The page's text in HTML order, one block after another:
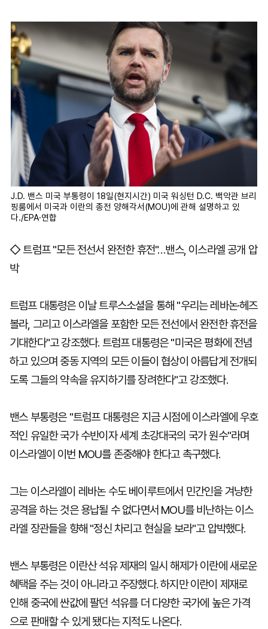
J.D. 밴스 미국 부통령이 18일(현지시간) 미국 워싱턴 D.C. 백악관 브리
핑룸에서 미국과 이란의 종전 양해각서(MOU)에 관해 설명하고 있
다./EPA·연합
◇ 트럼프 "모든 전선서 완전한 휴전"…밴스, 이스라엘 공개 압
박
트럼프 대통령은 이날 트루스소셜을 통해 "우리는 레바논·헤즈
볼라, 그리고 이스라엘을 포함한 모든 전선에서 완전한 휴전을
기대한다"고 강조했다. 트럼프 대통령은 "미국은 평화에 전념
하고 있으며 중동 지역의 모든 이들이 협상이 아름답게 전개되
도록 그들의 약속을 유지하기를 장려한다"고 강조했다.
밴스 부통령은 "트럼프 대통령은 지금 시점에 이스라엘에 우호
적인 유일한 국가 수반이자 세계 초강대국의 국가 원수"라며
이스라엘이 이번 MOU를 존중해야 한다고 촉구했다.
그는 이스라엘이 레바논 수도 베이루트에서 민간인을 겨냥한
공격을 하는 것은 용납될 수 없다면서 MOU를 비난하는 이스
라엘 장관들을 향해 "정신 차리고 현실을 보라"고 압박했다.
밴스 부통령은 이란산 석유 제재의 일시 해제가 이란에 새로운
혜택을 주는 것이 아니라고 주장했다. 하지만 이란이 제재로
인해 중국에 싼값에 팔던 석유를 더 다양한 국가에 높은 가격
으로 판매할 수 있게 됐다는 지적도 나온다.